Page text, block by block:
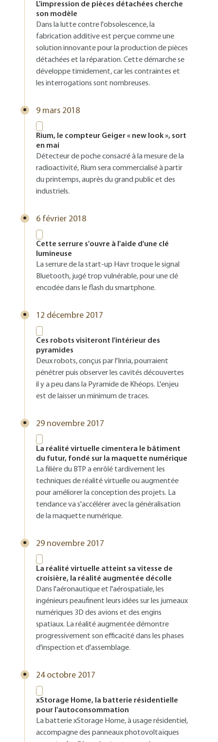
L'impression de pièces détachées cherche
son modèle
Dans la lutte contre l'obsolescence, la
fabrication additive est perçue comme une
solution innovante pour la production de pièces
détachées et la réparation. Cette démarche se
développe timidement, car les contraintes et
les interrogations sont nombreuses.
9 mars 2018
Rium, le compteur Geiger « new look », sort
en mai
Détecteur de poche consacré à la mesure de la
radioactivité, Rium sera commercialisé à partir
du printemps, auprès du grand public et des
industriels.
6 février 2018
Cette serrure s'ouvre à l'aide d'une clé
lumineuse
La serrure de la start-up Havr troque le signal
Bluetooth, jugé trop vulnérable, pour une clé
encodée dans le flash du smartphone.
12 décembre 2017
Ces robots visiteront l'intérieur des
pyramides
Deux robots, conçus par l'Inria, pourraient
pénétrer puis observer les cavités découvertes
il y a peu dans la Pyramide de Khéops. L'enjeu
est de laisser un minimum de traces.
29 novembre 2017
La réalité virtuelle cimentera le bâtiment
du futur, fondé sur la maquette numérique
La filière du BTP a enrôlé tardivement les
techniques de réalité virtuelle ou augmentée
pour améliorer la conception des projets. La
tendance va s'accélérer avec la généralisation
de la maquette numérique.
29 novembre 2017
La réalité virtuelle atteint sa vitesse de
croisière, la réalité augmentée décolle
Dans l'aéronautique et l'aérospatiale, les
ingénieurs peaufinent leurs idées sur les jumeaux
numériques 3D des avions et des engins
spatiaux. La réalité augmentée démontre
progressivement son efficacité dans les phases
d'inspection et d'assemblage.
24 octobre 2017
xStorage Home, la batterie résidentielle
pour l'autoconsommation
La batterie xStorage Home, à usage résidentiel,
accompagne des panneaux photovoltaïques